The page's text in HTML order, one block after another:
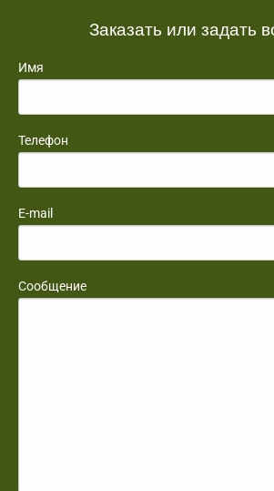
Заказать или задать
Имя
Телефон
E-mail
Сообщение